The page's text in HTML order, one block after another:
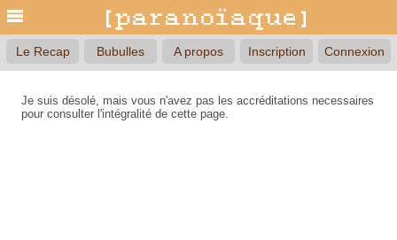
Le Recap Bubulles A propos Inscription Connexion
Je suis désolé, mais vous n'avez pas les accréditations necessaires
pour consulter l'intégralité de cette page.